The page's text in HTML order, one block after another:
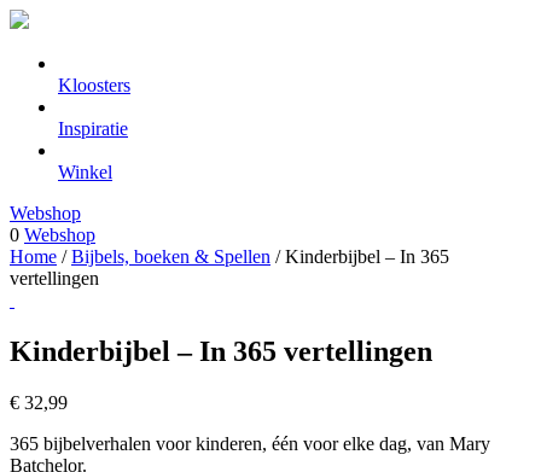
Kloosters
Inspiratie
Winkel
Webshop
0 Webshop
Home /Bijbels, boeken & Spellen / Kinderbijbel – In 365
vertellingen
Kinderbijbel – In 365 vertellingen
€ 32,99
365 bijbelverhalen voor kinderen, één voor elke dag, van Mary
Batchelor.